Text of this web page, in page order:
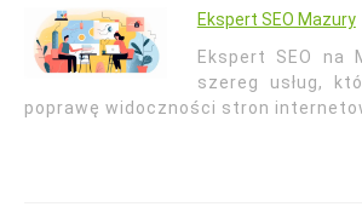
Ekspert SEO Mazury
Ekspert SEO na
szereg usług,
poprawę widoczności stron